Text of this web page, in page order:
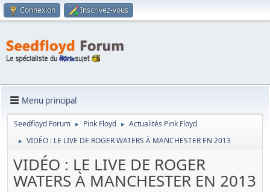
Connexion Inscrivez-vous
Menu principal
Seedfloyd Forum ► Pink Floyd ► Actualités Pink Floyd
► VIDÉO : LE LIVE DE ROGER WATERS À MANCHESTER EN 2013
VIDÉO : LE LIVE DE ROGER
WATERS À MANCHESTER EN 2013